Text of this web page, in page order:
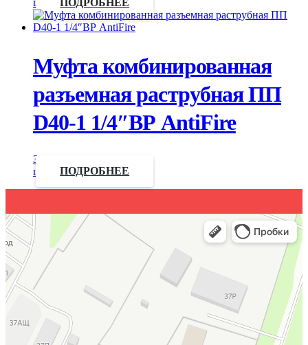
цену
ПОДРОБНЕЕ
Муфта комбинированная
разъемная раструбная ПП
D40-1 1/4″ВР AntiFire
Запросить
цену
ПОДРОБНЕЕ